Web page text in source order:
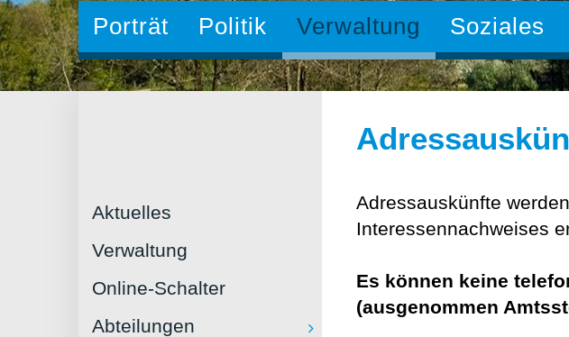
Porträt Politik Verwaltung Soziales
Aktuelles
Verwaltung
Online-Schalter
Abteilungen
Adressauskünfte
Interessennachweises
Es können keine
(ausgenommen